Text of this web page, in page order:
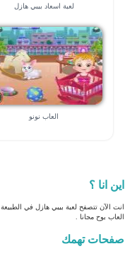
لعبة اسعاد بيبي هازل
العاب نونو
اين انا ؟
انت الآن تتصفح لعبة بيبي هازل في
العاب بوح مجانا .
صفحات تهمك